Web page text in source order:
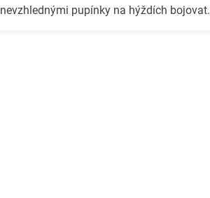
nevzhlednými pupínky na hýždích bojovat.